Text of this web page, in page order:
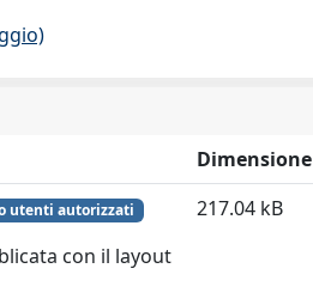
Dimensione
utenti autorizzati
con il layout
217.04 kB